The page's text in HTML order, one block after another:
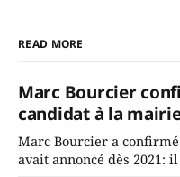
READ MORE
Marc Bourcier
candidat à la
Marc Bourcier a
avait annoncé dès 2021: